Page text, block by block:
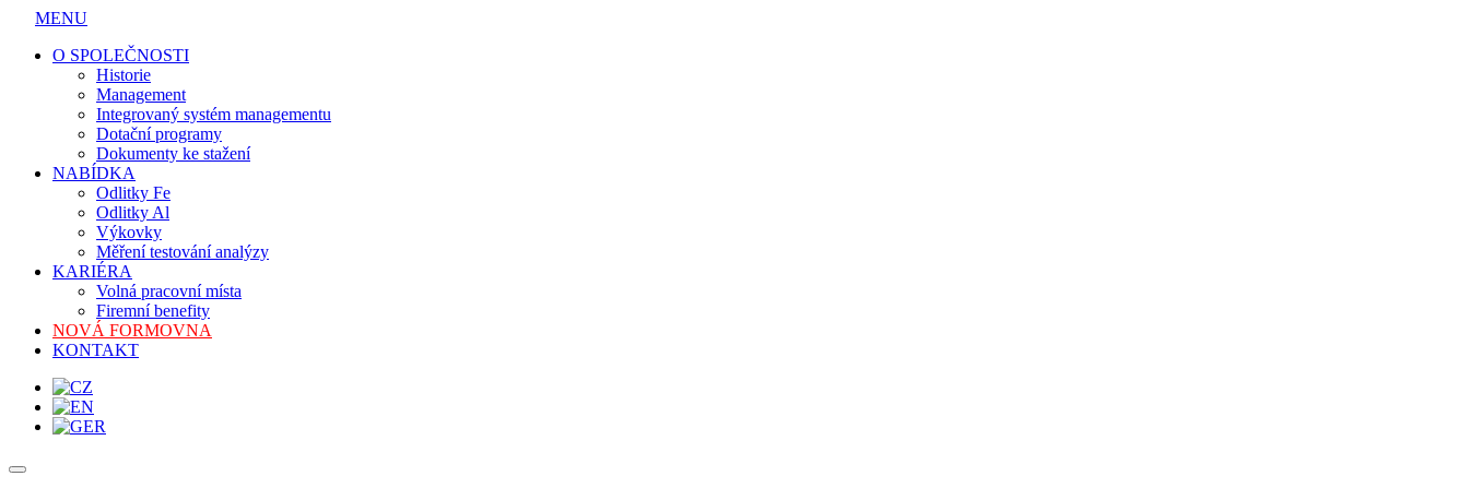
MENU
O SPOLEČNOSTI
Historie
Management
Integrovaný systém managementu
Dotační programy
Dokumenty ke stažení
NABÍDKA
Odlitky Fe
Odlitky Al
Výkovky
Měření testování analýzy
KARIÉRA
Volná pracovní místa
Firemní benefity
NOVÁ FORMOVNA
KONTAKT